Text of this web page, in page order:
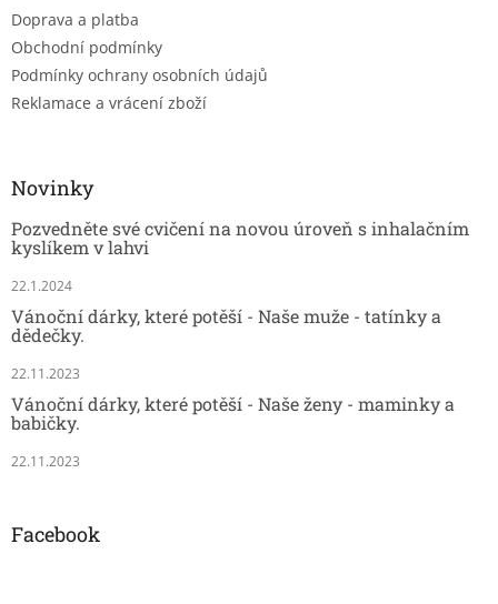
Doprava a platba
Obchodní podmínky
Podmínky ochrany osobních údajů
Reklamace a vrácení zboží
Novinky
Pozvedněte své cvičení na novou úroveň s inhalačním
kyslíkem v lahvi
22.1.2024
Vánoční dárky, které potěší - Naše muže - tatínky a
dědečky.
22.11.2023
Vánoční dárky, které potěší - Naše ženy - maminky a
babičky.
22.11.2023
Facebook